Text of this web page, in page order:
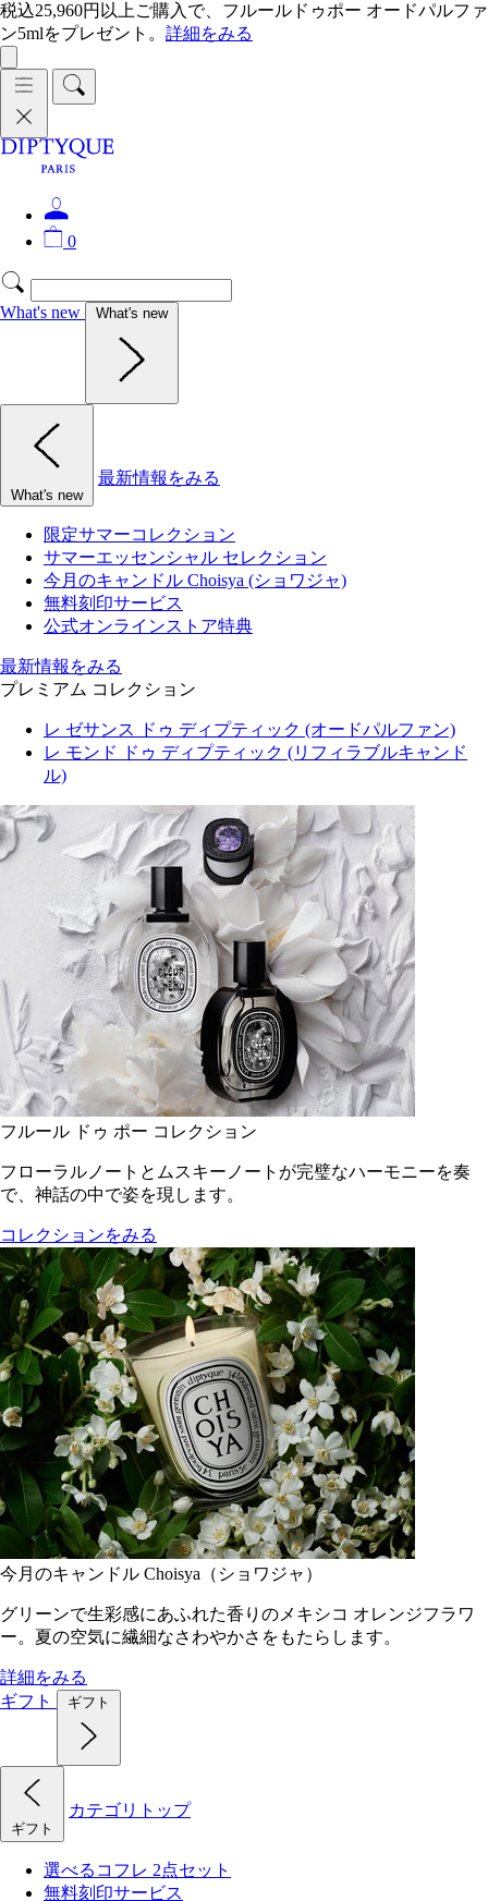
税込25,960円以上ご購入で、フルールドゥポー オードパルファ
ン5mlをプレゼント。 詳細をみる
0
What's new What's new
What's new
最新情報をみる
限定サマーコレクション
サマーエッセンシャル セレクション
今月のキャンドル Choisya (ショワジャ)
無料刻印サービス
公式オンラインストア特典
最新情報をみる
プレミアム コレクション
レ ゼサンス ドゥ ディプティック (オードパルファン)
レ モンド ドゥ ディプティック (リフィラブルキャンド
ル)
フルール ドゥ ポー コレクション
フローラルノートとムスキーノートが完璧なハーモニーを奏
で、神話の中で姿を現します。
コレクションをみる
今月のキャンドル Choisya（ショワジャ）
グリーンで生彩感にあふれた香りのメキシコ オレンジフラワ
ー。夏の空気に繊細なさわやかさをもたらします。
詳細をみる
ギフト
ギフト
ギフト
カテゴリトップ
選べるコフレ 2点セット
無料刻印サービス